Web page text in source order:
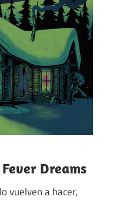
Dreams
vuelven a hacer,